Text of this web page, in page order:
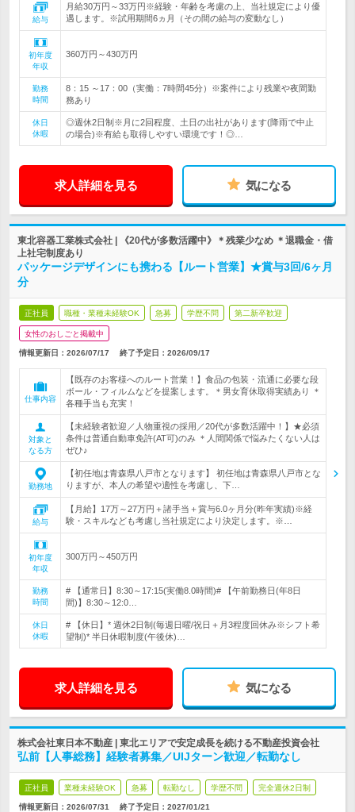
給与
月給30万円～33万円※経験・年齢を考慮の上、当社規定により優
遇します。※試用期間6ヵ月（その間の給与の変動なし）
初年度
年収
360万円～430万円
勤務
時間
8：15 ～17：00（実働：7時間45分）※案件により残業や夜間勤
務あり
休日
休暇
◎週休2日制※月に2回程度、土日の出社があります(降雨で中止
の場合)※有給も取得しやすい環境です！◎…
求人詳細を見る 気になる
東北容器工業株式会社 | 《20代が多数活躍中》＊残業少なめ ＊退職金・借
上社宅制度あり
パッケージデザインにも携わる【ルート営業】★賞与3回/6ヶ月
分
正社員 職種・業種未経験OK 急募 学歴不問 第二新卒歓迎
女性のおしごと掲載中
情報更新日：2026/07/17 終了予定日： 2026/09/17
仕事内容
【既存のお客様へのルート営業！】食品の包装・流通に必要な段
ボール・フィルムなどを提案します。＊男女育休取得実績あり ＊
各種手当も充実！
対象と
なる方
【未経験者歓迎／人物重視の採用／20代が多数活躍中！】★必須
条件は普通自動車免許(AT可)のみ ＊人間関係で悩みたくない人は
ぜひ♪
勤務地
【初任地は青森県八戸市となります】 初任地は青森県八戸市とな
りますが、本人の希望や適性を考慮し、下…
給与
【月給】17万～27万円＋諸手当＋賞与6.0ヶ月分(昨年実績)※経
験・スキルなども考慮し当社規定により決定します。※…
初年度
年収
300万円～450万円
勤務
時間
# 【通常日】8:30～17:15(実働8.0時間)# 【午前勤務日(年8日
間)】8:30～12:0…
休日
休暇
# 【休日】* 週休2日制(毎週日曜/祝日＋月3程度回休み※シフト希
望制)* 半日休暇制度(午後休)…
求人詳細を見る 気になる
株式会社東日本不動産 | 東北エリアで安定成長を続ける不動産投資会社
弘前【人事総務】経験者募集／UIJターン歓迎／転勤なし
正社員 業種未経験OK 急募 転勤なし 学歴不問 完全週休2日制
情報更新日：2026/07/31 終了予定日： 2027/01/21